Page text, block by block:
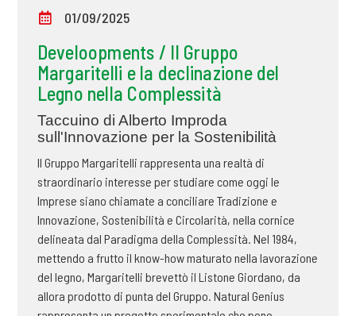
01/09/2025
Develoopments / Il Gruppo
Margaritelli e la declinazione del
Legno nella Complessità
Taccuino di Alberto Improda
sull'Innovazione per la Sostenibilità
Il Gruppo Margaritelli rappresenta una realtà di
straordinario interesse per studiare come oggi le
Imprese siano chiamate a conciliare Tradizione e
Innovazione, Sostenibilità e Circolarità, nella cornice
delineata dal Paradigma della Complessità. Nel 1984,
mettendo a frutto il know-how maturato nella lavorazione
del legno, Margaritelli brevettò il Listone Giordano, da
allora prodotto di punta del Gruppo. Natural Genius